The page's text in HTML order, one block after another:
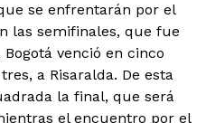
se enfrentarán por el
las semifinales, que fue
venció en cinco
a Risaralda. De esta
la final, que será
el encuentro por el